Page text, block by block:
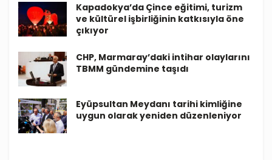
Kapadokya’da Çince eğitimi, turizm
ve kültürel işbirliğinin katkısıyla öne
çıkıyor
CHP, Marmaray’daki intihar olaylarını
TBMM gündemine taşıdı
Eyüpsultan Meydanı tarihi kimliğine
uygun olarak yeniden düzenleniyor